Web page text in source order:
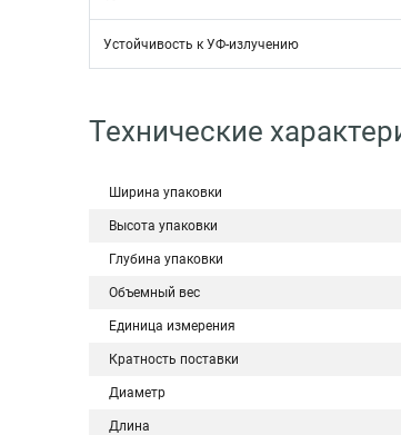
Устойчивость к УФ-излучению
Технические
Ширина упаковки
Высота упаковки
Глубина упаковки
Объемный вес
Единица измерения
Кратность поставки
Диаметр
Длина